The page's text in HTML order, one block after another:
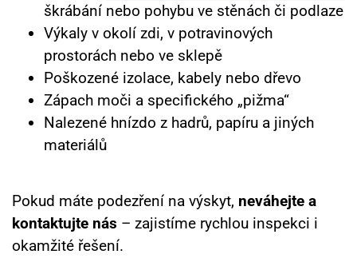
škrábání nebo pohybu ve stěnách či podlaze
Výkaly v okolí zdi, v potravinových
prostorách nebo ve sklepě
Poškozené izolace, kabely nebo dřevo
Zápach moči a specifického „pižma“
Nalezené hnízdo z hadrů, papíru a jiných
materiálů
Pokud máte podezření na výskyt, neváhejte a
kontaktujte nás – zajistíme rychlou inspekci i
okamžité řešení.